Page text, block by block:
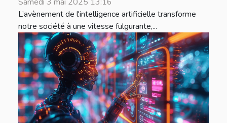
L’avènement de l'intelligence artificielle transforme
notre société à une vitesse fulgurante,...